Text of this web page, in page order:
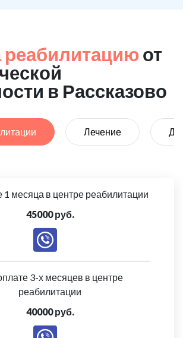
от
в Рассказово
Лечение
1 месяца в центре реабилитации
45000 руб.
3-х месяцев в центре
реабилитации
40000 руб.